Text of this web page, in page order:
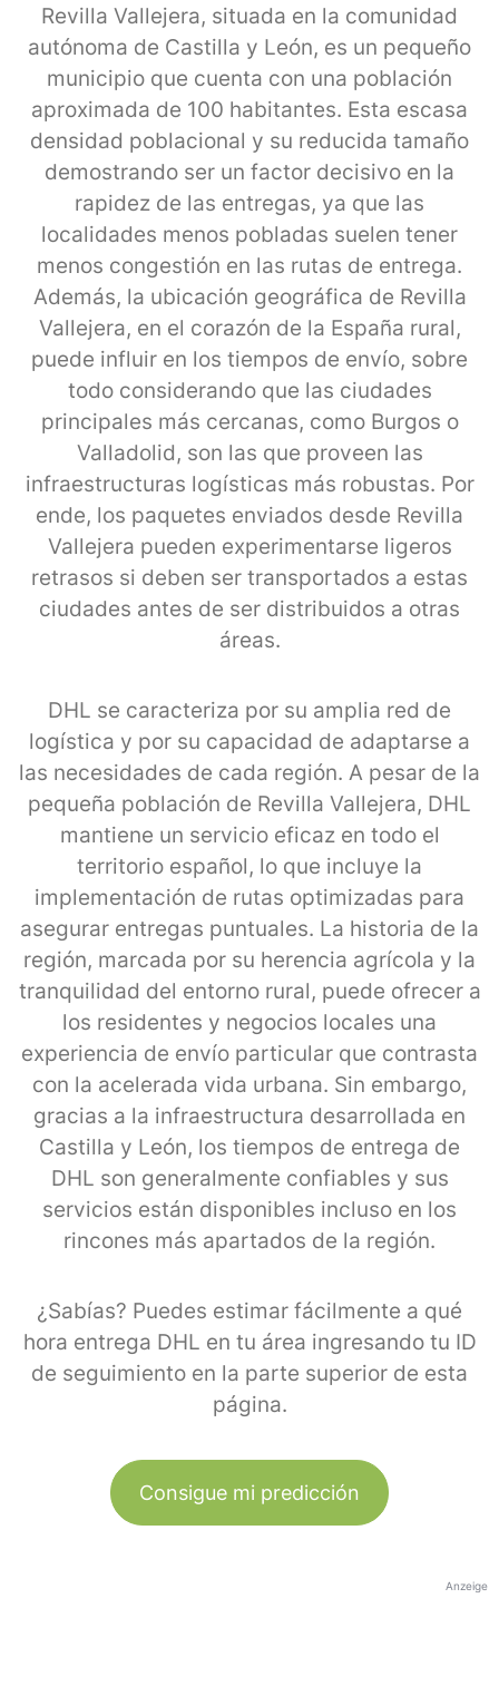
Revilla Vallejera, situada en la comunidad
autónoma de Castilla y León, es un pequeño
municipio que cuenta con una población
aproximada de 100 habitantes. Esta escasa
densidad poblacional y su reducida tamaño
demostrando ser un factor decisivo en la
rapidez de las entregas, ya que las
localidades menos pobladas suelen tener
menos congestión en las rutas de entrega.
Además, la ubicación geográfica de Revilla
Vallejera, en el corazón de la España rural,
puede influir en los tiempos de envío, sobre
todo considerando que las ciudades
principales más cercanas, como Burgos o
Valladolid, son las que proveen las
infraestructuras logísticas más robustas. Por
ende, los paquetes enviados desde Revilla
Vallejera pueden experimentarse ligeros
retrasos si deben ser transportados a estas
ciudades antes de ser distribuidos a otras
áreas.
DHL se caracteriza por su amplia red de
logística y por su capacidad de adaptarse a
las necesidades de cada región. A pesar de la
pequeña población de Revilla Vallejera, DHL
mantiene un servicio eficaz en todo el
territorio español, lo que incluye la
implementación de rutas optimizadas para
asegurar entregas puntuales. La historia de la
región, marcada por su herencia agrícola y la
tranquilidad del entorno rural, puede ofrecer a
los residentes y negocios locales una
experiencia de envío particular que contrasta
con la acelerada vida urbana. Sin embargo,
gracias a la infraestructura desarrollada en
Castilla y León, los tiempos de entrega de
DHL son generalmente confiables y sus
servicios están disponibles incluso en los
rincones más apartados de la región.
¿Sabías? Puedes estimar fácilmente a qué
hora entrega DHL en tu área ingresando tu ID
de seguimiento en la parte superior de esta
página.
Consigue mi predicción
Anzeige